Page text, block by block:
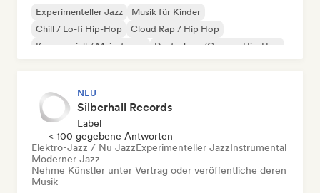
Experimenteller Jazz
Musik für Kinder
Chill / Lo-fi Hip-Hop
Cloud Rap / Hip Hop
Kommerziell / Mainstream
Deutschrap/German Hip-Hop
NEU
Silberhall Records
Label
< 100 gegebene Antworten
Elektro-Jazz / Nu JazzExperimenteller JazzInstrumental
Moderner Jazz
Nehme Künstler unter Vertrag oder veröffentliche deren
Musik